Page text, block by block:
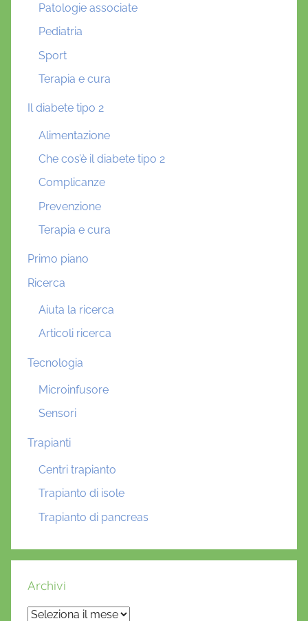
Patologie associate
Pediatria
Sport
Terapia e cura
Il diabete tipo 2
Alimentazione
Che cos’è il diabete tipo 2
Complicanze
Prevenzione
Terapia e cura
Primo piano
Ricerca
Aiuta la ricerca
Articoli ricerca
Tecnologia
Microinfusore
Sensori
Trapianti
Centri trapianto
Trapianto di isole
Trapianto di pancreas
Archivi
Archivi